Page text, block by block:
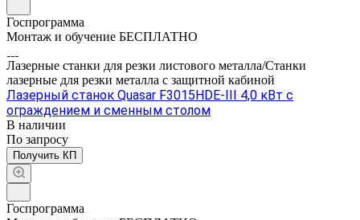
Госпрограмма
Монтаж и обучение БЕСПЛАТНО
Лазерные станки для резки листового металла/Станки
лазерные для резки металла с защитной кабиной
Лазерный станок Quasar F3015HDE-III 4,0 кВт с
ограждением и сменным столом
В наличии
По запросу
Получить КП
Госпрограмма